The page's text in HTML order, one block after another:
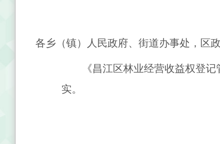
各乡 （镇） 人民政府、街道办事处， 区
《昌江区林业经营收益权登
实。